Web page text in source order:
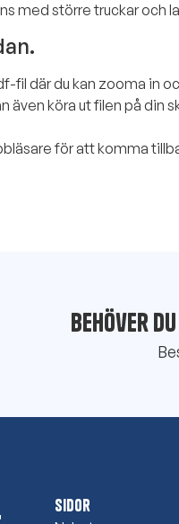
med större truckar och
fil där du kan zooma in
även köra ut filen på din
för att komma
Behöver
Sidor